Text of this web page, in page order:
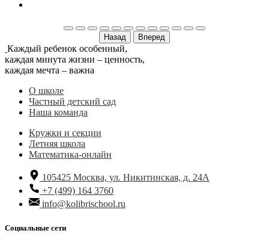
Назад Вперед
Каждый ребенок особенный,
каждая минута жизни – ценность,
каждая мечта – важна
О школе
Частный детский сад
Наша команда
Кружки и секции
Летняя школа
Математика-онлайн
105425 Москва, ул. Никитинская, д. 24А
+7 (499) 164 3760
info@kolibrischool.ru
Социальные сети